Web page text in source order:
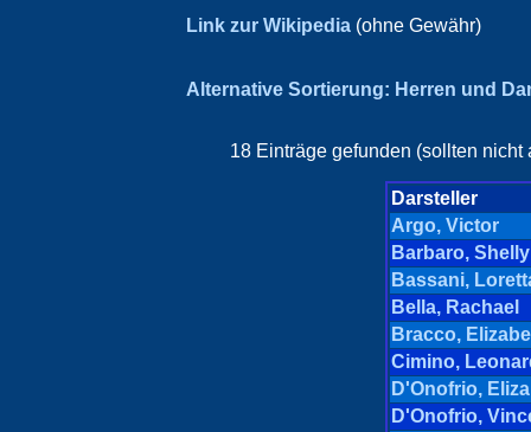
Link zur Wikipedia (ohne Gewähr)
Alternative Sortierung: Herren und
18 Einträge gefunden (sollten
Darsteller
Argo, Victor
Barbaro, Shelly
Bassani,
Bella, Rachael
Bracco,
Cimino,
D'Onofrio,
D'Onofrio,